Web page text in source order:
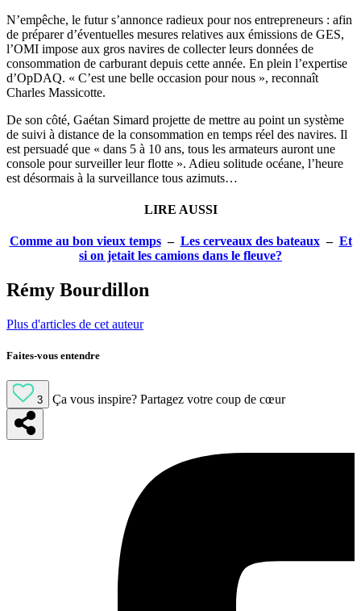
N’empêche, le futur s’annonce radieux pour nos entrepreneurs : afin
de préparer d’éventuelles mesures relatives aux émissions de GES,
l’OMI impose aux gros navires de collecter leurs données de
consommation de carburant depuis cette année. En plein l’expertise
d’OpDAQ. « C’est une belle occasion pour nous », reconnaît
Charles Massicotte.
De son côté, Gaétan Simard projette de mettre au point un système
de suivi à distance de la consommation en temps réel des navires. Il
est persuadé que « dans 5 à 10 ans, tous les armateurs auront une
console pour surveiller leur flotte ». Adieu solitude océane, l’heure
est désormais à la surveillance tous azimuts…
LIRE AUSSI
Comme au bon vieux temps– Les cerveaux des bateaux– Et
si on jetait les camions dans le fleuve?
Rémy Bourdillon
Plus d'articles de cet auteur
Faites-vous entendre
3 Ça vous inspire? Partagez votre coup de cœur